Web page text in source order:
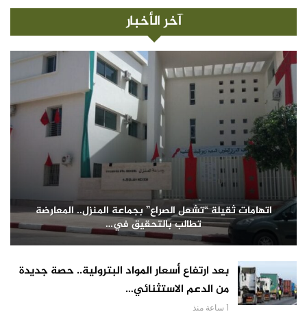
آخر الأخبار
اتهامات ثقيلة “تشعل الصراع” بجماعة المنزل.. المعارضة
تطالب بالتحقيق في…
بعد ارتفاع أسعار المواد البترولية.. حصة جديدة
من الدعم الاستثنائي…
1 ساعة منذ